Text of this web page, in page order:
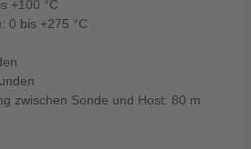
+100 °C
0 bis +275 °C
zwischen Sonde und Host: 80 m